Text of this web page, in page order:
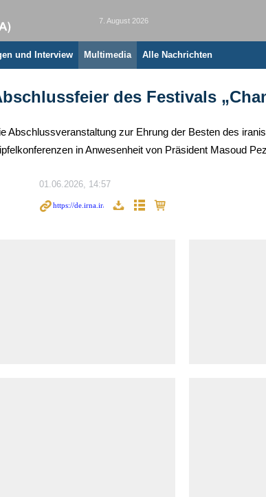
7. August 2026
und Interview Multimedia Alle Nachrichten
des Festivals
Abschlussveranstaltung zur Ehrung der Besten des
in Anwesenheit von Präsident Masoud
01.06.2026, 14:57